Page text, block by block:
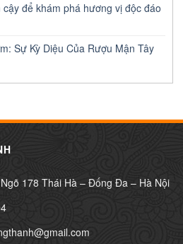
để khám phá hương vị độc đáo
Sự Kỳ Diệu Của Rượu Mận Tây
178 Thái Hà – Đống Đa – Hà Nội